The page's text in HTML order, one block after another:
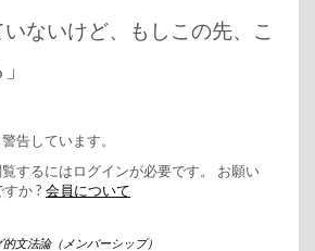
いないけど、もしこの先、こ
告しています。
するにはログインが必要です。 お願い
か ? 会員について
文法論（メンバーシップ）